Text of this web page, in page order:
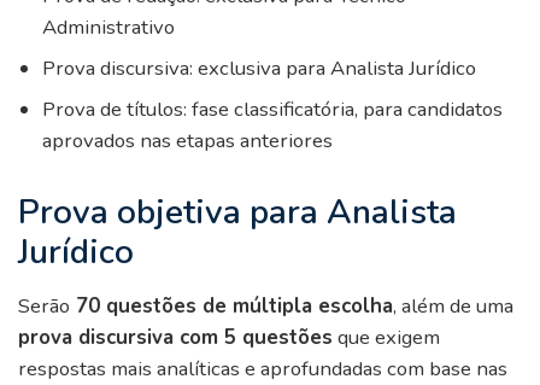
Administrativo
Prova discursiva: exclusiva para Analista Jurídico
Prova de títulos: fase classificatória, para candidatos
aprovados nas etapas anteriores
Prova objetiva para Analista
Jurídico
Serão 70 questões de múltipla escolha, além de uma
prova discursiva com 5 questões que exigem
respostas mais analíticas e aprofundadas com base nas